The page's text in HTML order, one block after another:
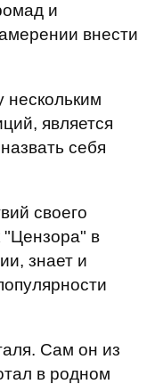
и
внести
является
себя
своего
"Цензора" в
знает и
Сам он из
в родном